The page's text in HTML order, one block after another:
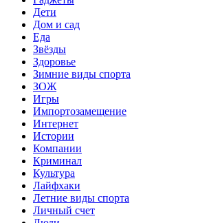
Дети
Дом и сад
Еда
Звёзды
Здоровье
Зимние виды спорта
ЗОЖ
Игры
Импортозамещение
Интернет
Истории
Компании
Криминал
Культура
Лайфхаки
Летние виды спорта
Личный счет